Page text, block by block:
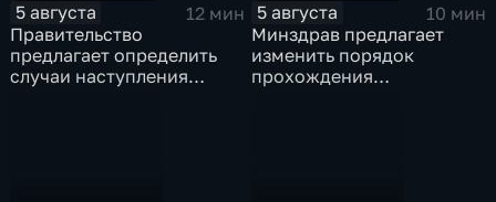
5 августа
12 мин
Правительство
предлагает определить
случаи наступления
5 августа
10 мин
Минздрав предлагает
изменить порядок
прохождения